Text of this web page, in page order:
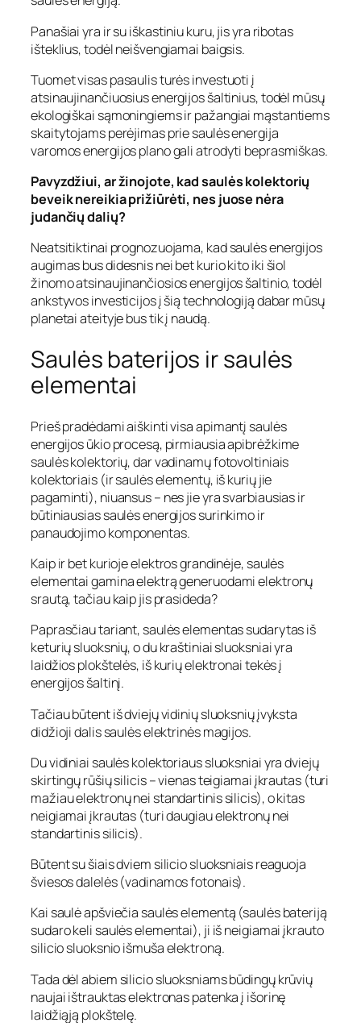
Panašiai yra ir su iškastiniu kuru, jis yra ribotas
išteklius, todėl neišvengiamai baigsis.
Tuomet visas pasaulis turės investuoti į
atsinaujinančiuosius energijos šaltinius, todėl mūsų
ekologiškai sąmoningiems ir pažangiai mąstantiems
skaitytojams perėjimas prie saulės energija
varomos energijos plano gali atrodyti beprasmiškas.
Pavyzdžiui, ar žinojote, kad saulės kolektorių
beveik nereikia prižiūrėti, nes juose nėra
judančių dalių?
Neatsitiktinai prognozuojama, kad saulės energijos
augimas bus didesnis nei bet kurio kito iki šiol
žinomo atsinaujinančiosios energijos šaltinio, todėl
ankstyvos investicijos į šią technologiją dabar mūsų
planetai ateityje bus tik į naudą.
Saulės baterijos ir saulės
elementai
Prieš pradėdami aiškinti visa apimantį saulės
energijos ūkio procesą, pirmiausia apibrėžkime
saulės kolektorių, dar vadinamų fotovoltiniais
kolektoriais (ir saulės elementų, iš kurių jie
pagaminti), niuansus – nes jie yra svarbiausias ir
būtiniausias saulės energijos surinkimo ir
panaudojimo komponentas.
Kaip ir bet kurioje elektros grandinėje, saulės
elementai gamina elektrą generuodami elektronų
srautą, tačiau kaip jis prasideda?
Paprasčiau tariant, saulės elementas sudarytas iš
keturių sluoksnių, o du kraštiniai sluoksniai yra
laidžios plokštelės, iš kurių elektronai tekės į
energijos šaltinį.
Tačiau būtent iš dviejų vidinių sluoksnių įvyksta
didžioji dalis saulės elektrinės magijos.
Du vidiniai saulės kolektoriaus sluoksniai yra dviejų
skirtingų rūšių silicis – vienas teigiamai įkrautas (turi
mažiau elektronų nei standartinis silicis), o kitas
neigiamai įkrautas (turi daugiau elektronų nei
standartinis silicis).
Būtent su šiais dviem silicio sluoksniais reaguoja
šviesos dalelės (vadinamos fotonais).
Kai saulė apšviečia saulės elementą (saulės bateriją
sudaro keli saulės elementai), ji iš neigiamai įkrauto
silicio sluoksnio išmuša elektroną.
Tada dėl abiem silicio sluoksniams būdingų krūvių
naujai ištrauktas elektronas patenka į išorinę
laidžiąją plokštelę.